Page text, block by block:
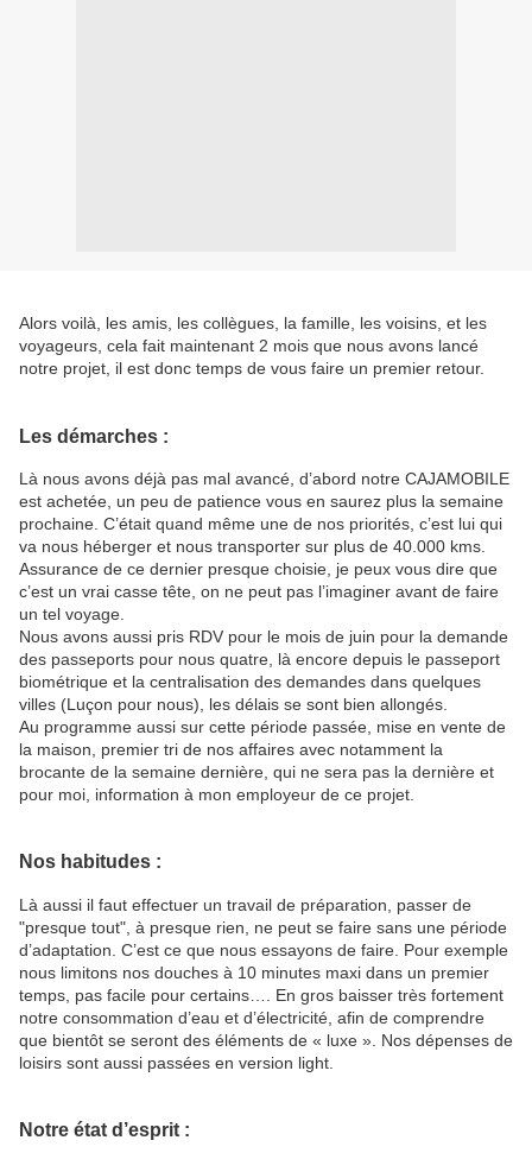
Alors voilà, les amis, les collègues, la famille, les voisins, et les
voyageurs, cela fait maintenant 2 mois que nous avons lancé
notre projet, il est donc temps de vous faire un premier retour.
Les démarches :
Là nous avons déjà pas mal avancé, d’abord notre CAJAMOBILE
est achetée, un peu de patience vous en saurez plus la semaine
prochaine. C’était quand même une de nos priorités, c’est lui qui
va nous héberger et nous transporter sur plus de 40.000 kms.
Assurance de ce dernier presque choisie, je peux vous dire que
c’est un vrai casse tête, on ne peut pas l’imaginer avant de faire
un tel voyage.
Nous avons aussi pris RDV pour le mois de juin pour la demande
des passeports pour nous quatre, là encore depuis le passeport
biométrique et la centralisation des demandes dans quelques
villes (Luçon pour nous), les délais se sont bien allongés.
Au programme aussi sur cette période passée, mise en vente de
la maison, premier tri de nos affaires avec notamment la
brocante de la semaine dernière, qui ne sera pas la dernière et
pour moi, information à mon employeur de ce projet.
Nos habitudes :
Là aussi il faut effectuer un travail de préparation, passer de
"presque tout", à presque rien, ne peut se faire sans une période
d’adaptation. C’est ce que nous essayons de faire. Pour exemple
nous limitons nos douches à 10 minutes maxi dans un premier
temps, pas facile pour certains…. En gros baisser très fortement
notre consommation d’eau et d’électricité, afin de comprendre
que bientôt se seront des éléments de « luxe ». Nos dépenses de
loisirs sont aussi passées en version light.
Notre état d’esprit :